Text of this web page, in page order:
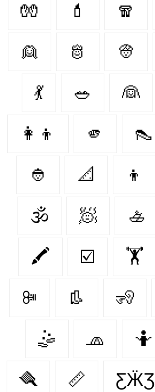
🧤 💄 🧣
👱 🫅 👳
💃 🥗 👰‍
👩‍👦 🫵 👠
👲 📐 👦
🕉 🧖 🚣
🖍 ☑️ 🏋
ꔼ 👢 🧏
🤹 🧢 🤷
🪮 📏 ƸӜƷ